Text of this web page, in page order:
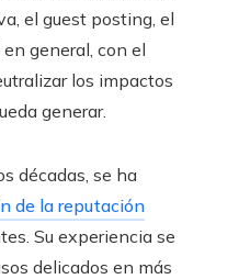
el guest posting, el
general, con el
los impactos
generar.
décadas, se ha
de la reputación
Su experiencia se
delicados en más